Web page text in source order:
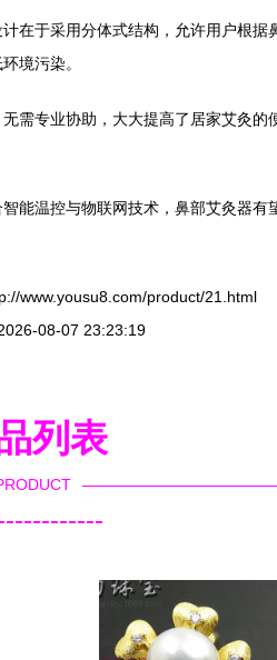
在于采用分体式结构，允许用户根
境污染。
需专业协助，大大提高了居家艾灸
温控与物联网技术，鼻部艾灸器有
www.yousu8.com/product/21.html
08-07 23:23:19
列表